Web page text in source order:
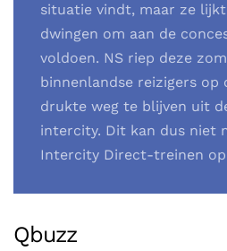
situatie vindt, maar ze
dwingen om aan de
voldoen. NS riep deze
binnenlandse reizigers op
drukte weg te blijven uit
intercity. Dit kan dus niet
Intercity Direct-treinen op
Qbuzz